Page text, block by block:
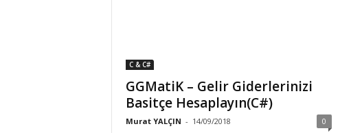
C & C#
GGMatiK – Gelir Giderlerinizi
Basitçe Hesaplayın(C#)
Murat YALÇIN - 14/09/2018 0